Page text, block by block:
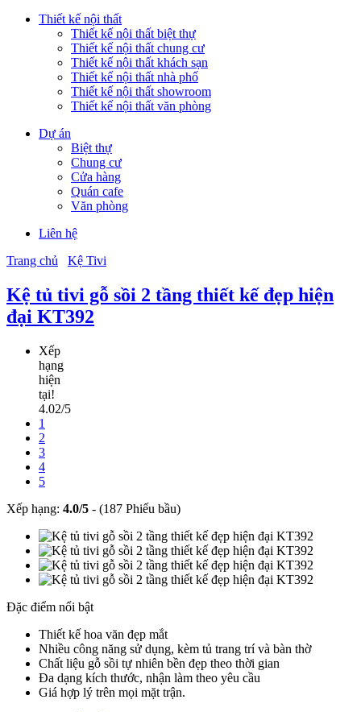
Thiết kế nội thất
Thiết kế nội thất biệt thự
Thiết kế nội thất chung cư
Thiết kế nội thất khách sạn
Thiết kế nội thất nhà phố
Thiết kế nội thất showroom
Thiết kế nội thất văn phòng
Dự án
Biệt thự
Chung cư
Cửa hàng
Quán cafe
Văn phòng
Liên hệ
Trang chủ
Kệ Tivi
Kệ tủ tivi gỗ sồi 2 tầng thiết kế đẹp hiện
đại KT392
Xếp
hạng
hiện
tại!
4.02/5
1
2
3
4
5
Xếp hạng: 4.0/5 - (187 Phiếu bầu)
Đặc điểm nổi bật
Thiết kế hoa văn đẹp mắt
Nhiều công năng sử dụng, kèm tủ trang trí và bàn thờ
Chất liệu gỗ sồi tự nhiên bền đẹp theo thời gian
Đa dạng kích thước, nhận làm theo yêu cầu
Giá hợp lý trên mọi mặt trận.